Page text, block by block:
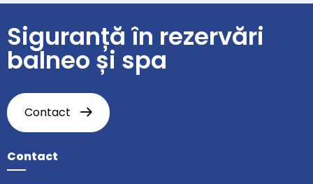
Siguranță în rezervări
balneo și spa
Contact
Contact